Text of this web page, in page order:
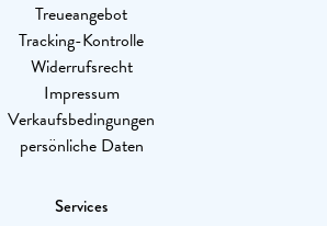
Treueangebot
Tracking-Kontrolle
Widerrufsrecht
Impressum
Verkaufsbedingungen
persönliche Daten
Services